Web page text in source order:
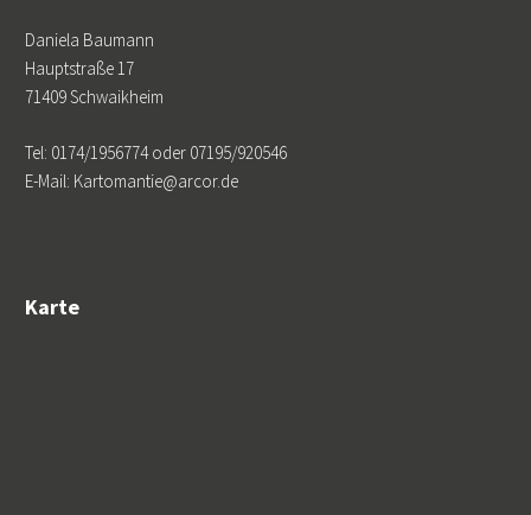
Daniela Baumann
Hauptstraße 17
71409 Schwaikheim
Tel: 0174/1956774 oder 07195/920546
E-Mail: Kartomantie@arcor.de
Karte